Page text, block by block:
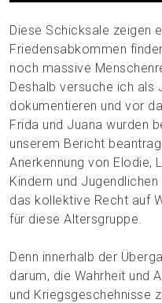
Diese Schicksale zeigen
Friedensabkommen
noch massive
Deshalb versuche ich als
dokumentieren und vor
Frida und Juana wurden
unserem Bericht
Anerkennung von Elodie,
Kindern und
das kollektive Recht auf
für diese Altersgruppe.
Denn innerhalb der
darum, die Wahrheit und
und Kriegsgeschehnisse